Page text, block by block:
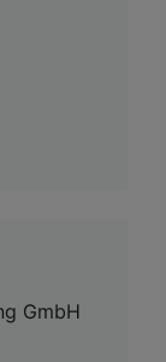
GmbH